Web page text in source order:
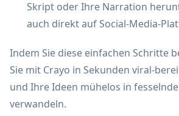
Skript oder Ihre Narration
auch direkt auf Social-Media-
Indem Sie diese einfachen Schritte
Sie mit Crayo in Sekunden viral-
und Ihre Ideen mühelos in
verwandeln.